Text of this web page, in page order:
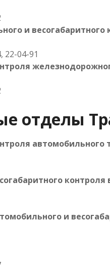
и весогабаритного
22-04-91
отделы
автомобильного
контроля
и